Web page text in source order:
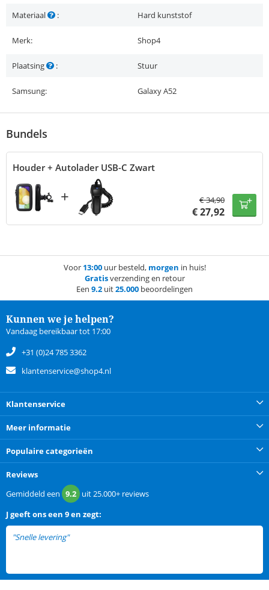
Materiaal : Hard kunststof
Merk: Shop4
Plaatsing : Stuur
Samsung: Galaxy A52
Bundels
Houder + Autolader USB-C Zwart
+ €34,90
€27,92
Voor 13:00uur besteld, morgen in huis!
Gratisverzending en retour
Een 9.2 uit25.000 beoordelingen
Kunnen we je helpen?
Vandaag bereikbaar tot 17:00
+31 (0)24 785 3362
klantenservice@shop4.nl
Klantenservice
Meer informatie
Populaire categorieën
Reviews
Gemiddeld een 9.2 uit25.000+ reviews
Jgeeft ons een 9 en zegt:
"Snelle levering"